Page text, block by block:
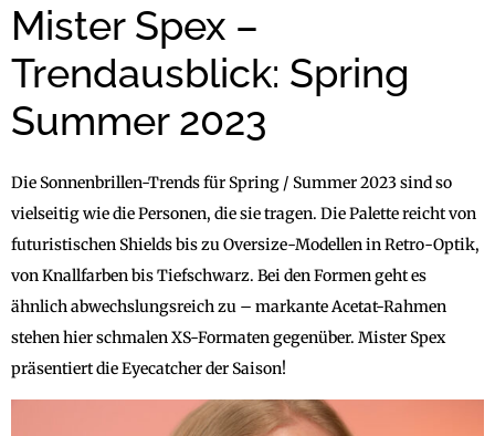
Mister Spex –
Trendausblick: Spring
Summer 2023
Die Sonnenbrillen-Trends für Spring / Summer 2023 sind so
vielseitig wie die Personen, die sie tragen. Die Palette reicht von
futuristischen Shields bis zu Oversize-Modellen in Retro-Optik,
von Knallfarben bis Tiefschwarz. Bei den Formen geht es
ähnlich abwechslungsreich zu – markante Acetat-Rahmen
stehen hier schmalen XS-Formaten gegenüber. Mister Spex
präsentiert die Eyecatcher der Saison!